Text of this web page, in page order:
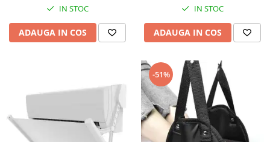
IN STOC
ADAUGA IN COS
IN STOC
ADAUGA IN COS
-51%